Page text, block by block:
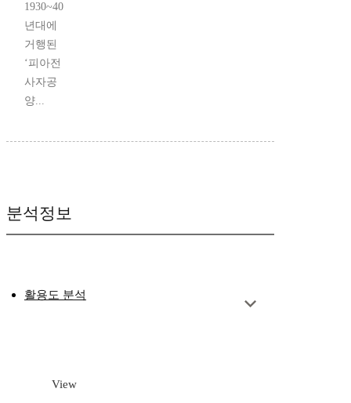
1930~40
년대에
거행된
‘피아전
사자공
양...
분석정보
활용도 분석
View